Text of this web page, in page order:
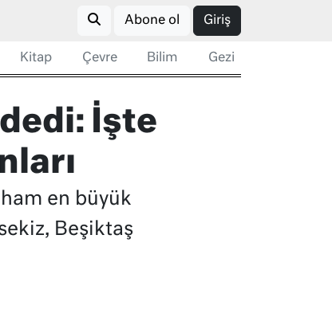
Abone ol Giriş
Kitap Çevre Bilim Gezi
dedi: İşte
en büyük
Beşiktaş